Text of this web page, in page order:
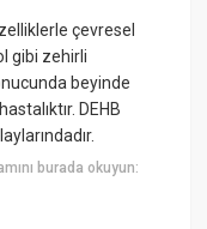
çevresel
gibi zehirli
beyinde
DEHB
burada okuyun: